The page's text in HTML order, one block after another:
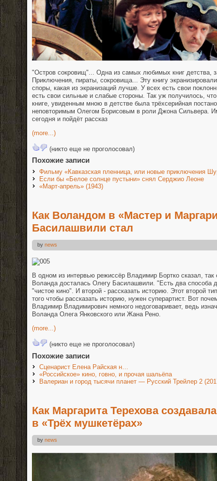
"Остров сокровищ"... Одна из самых любимых книг детства,
Приключения, пираты, сокровища... Эту книгу
споры, какая из экранизаций лучше. У всех есть свои
есть свои сильные и слабые стороны. Так уж получилось,
книге, увиденным мною в детстве была трёхсерийная
неповторимым Олегом Борисовым в роли Джона Сильвера.
сегодня и пойдёт рассказ
(more...)
(никто еще не проголосовал)
Похожие записи
Фильму «Кавказская пленница, или новые приключения
Если бы «Белое солнце пустыни» снял Серджио Леоне
«Март-апрель» (1943)
Как Воландом в «Мастер и
Басилашвили стал
by news
В одном из интервью режиссёр Владимир Бортко сказал,
Воланда досталась Олегу Басилашвили. "Есть два способа
"чистое кино". И второй - рассказать историю. Этот второй
того чтобы рассказать историю, нужен суперартист. Вот
Владимир Владимирович немного недоговаривает, ведь
Воланда Олега Янковского или Жана Рено.
(more...)
(никто еще не проголосовал)
Похожие записи
Сценарист Елена Райская н…
«Российское» кино, говно, и прочая шальёпа
Валериан и город тысячи планет — Русский Трейлер 2
Как Маргарита Терехова
в «Трёх мушкетёрах»
by news